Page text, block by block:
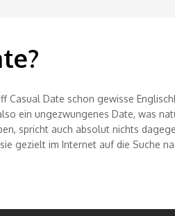
Casual Date schon gewisse
ein ungezwungenes Date, was
spricht auch absolut nichts
gezielt im Internet auf die Suche